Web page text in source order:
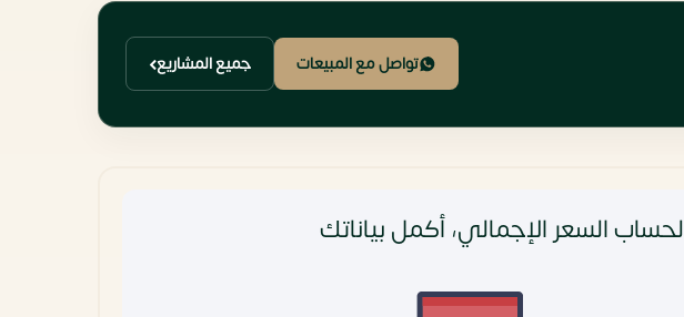
تواصل مع المبيعات جميع المشاريع
لحساب السعر الإجمالي، أكمل بياناتك